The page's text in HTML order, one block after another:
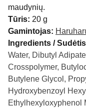
maudynių.
Tūris: 20 g
Gamintojas:
Ingredients /
Water, Dibutyl
Crosspolymer,
Butylene Glycol,
Hydroxybenzoyl
Ethylhexyloxyphenol